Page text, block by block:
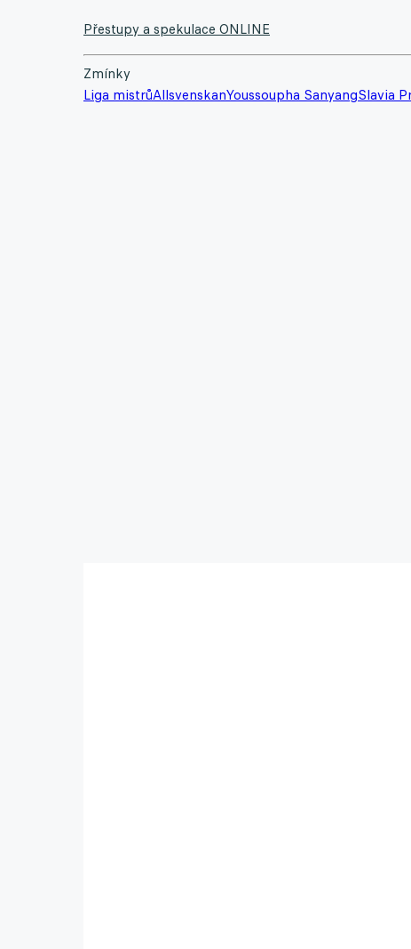
Přestupy a spekulace ONLINE
Zmínky
Liga mistrůAllsvenskanYoussoupha SanyangSlavia